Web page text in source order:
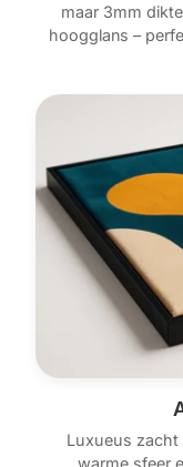
maar 3mm
hoogglans –
Luxueus zacht